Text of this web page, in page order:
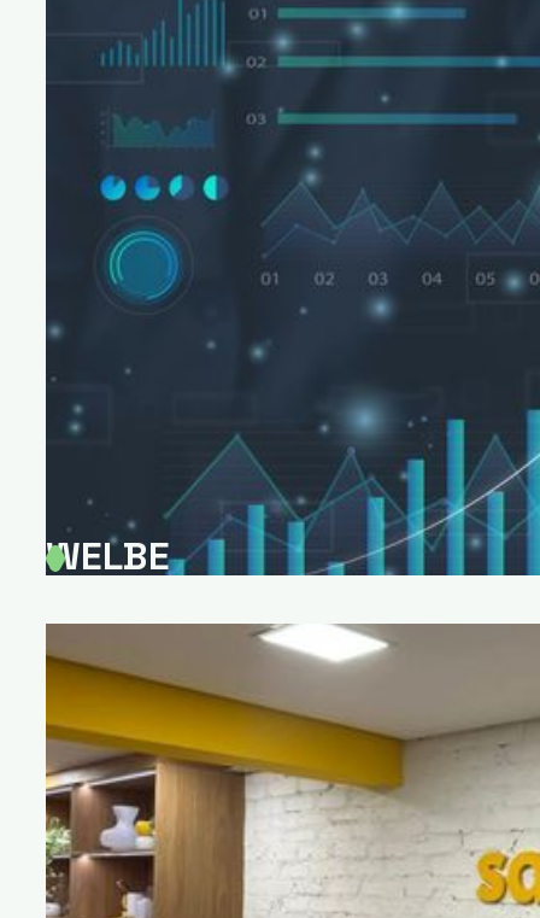
WELBE